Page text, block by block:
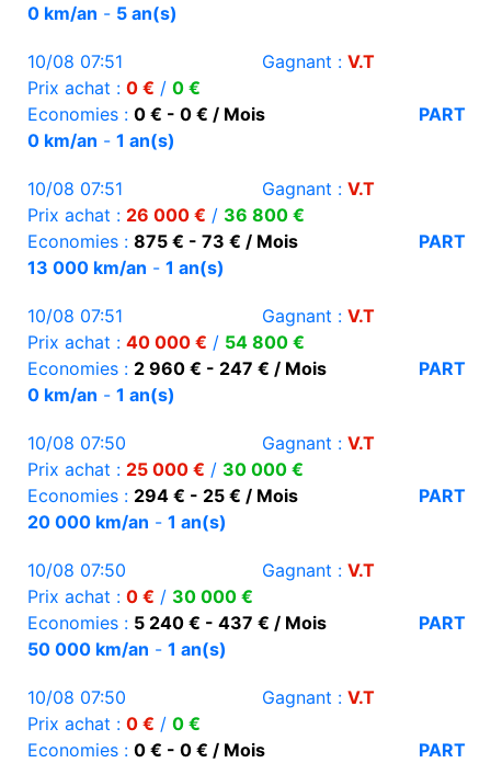
0 km/an - 5 an(s)
10/08 07:51 Gagnant : V.T
Prix achat : 0 € / 0 €
Economies : 0 € - 0 € / Mois
PART
0 km/an - 1 an(s)
10/08 07:51 Gagnant : V.T
Prix achat : 26 000 € / 36 800 €
Economies : 875 € - 73 € / Mois
PART
13 000 km/an - 1 an(s)
10/08 07:51 Gagnant : V.T
Prix achat : 40 000 € / 54 800 €
Economies : 2 960 € - 247 € / Mois
PART
0 km/an - 1 an(s)
10/08 07:50 Gagnant : V.T
Prix achat : 25 000 € / 30 000 €
Economies : 294 € - 25 € / Mois
PART
20 000 km/an - 1 an(s)
10/08 07:50 Gagnant : V.T
Prix achat : 0 € / 30 000 €
Economies : 5 240 € - 437 € / Mois
PART
50 000 km/an - 1 an(s)
10/08 07:50 Gagnant : V.T
Prix achat : 0 € / 0 €
Economies : 0 € - 0 € / Mois
PART